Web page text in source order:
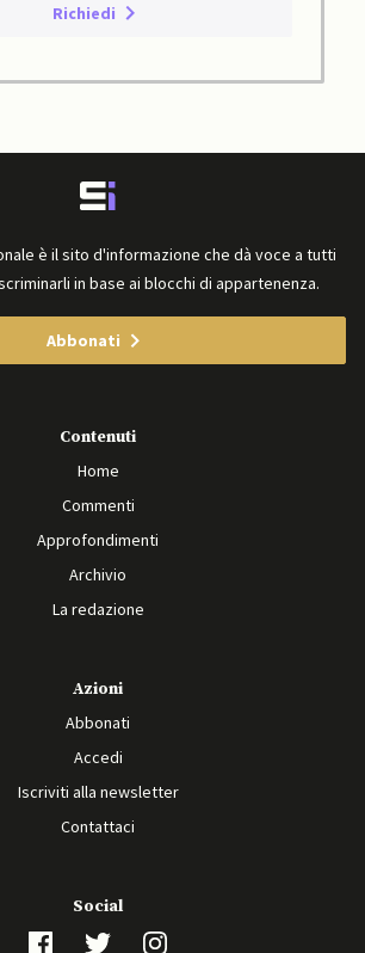
Richiedi
è il sito d'informazione che dà voce a tutti
in base ai blocchi di appartenenza.
Abbonati
Contenuti
Home
Commenti
Approfondimenti
Archivio
La redazione
Azioni
Abbonati
Accedi
Iscriviti alla newsletter
Contattaci
Social